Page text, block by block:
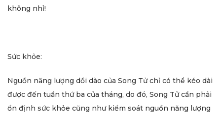
không nhỉ!
Sức khỏe:
Nguồn năng lượng dồi dào của Song Tử chỉ có thể kéo dài
được đến tuần thứ ba của tháng, do đó, Song Tử cần phải
ổn định sức khỏe cũng như kiểm soát nguồn năng lượng